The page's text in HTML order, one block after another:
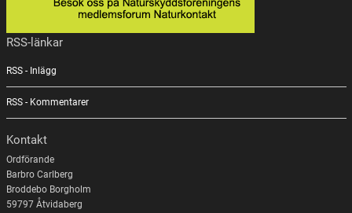
RSS-länkar
RSS - Inlägg
RSS - Kommentarer
Kontakt
Ordförande
Barbro Carlberg
Broddebo Borgholm
59797 Åtvidaberg